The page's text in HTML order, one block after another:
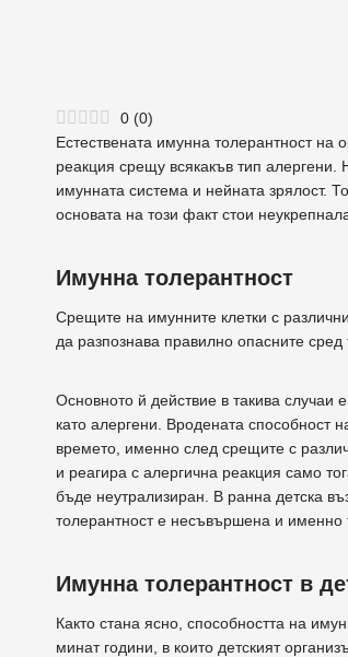
0 (0)
Естествената имунна толерантност
реакция срещу всякакъв тип алергени.
имунната система и нейната зрялост.
основата на този факт стои
Имунна толерантност
Срещите на имунните клетки с
да разпознава правилно опасните
Основното й действие в такива случаи
като алергени. Вродената способност
времето, именно след срещите с
и реагира с алергична реакция само
бъде неутрализиран. В ранна детска
толерантност е несъвършена и именно
Имунна толерантност в
Както стана ясно, способността на
минат години, в които детският